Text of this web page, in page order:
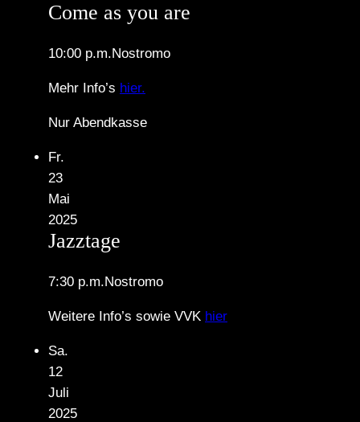
Come as you are
10:00 p.m.Nostromo
Mehr Info’s hier.
Nur Abendkasse
Fr.
23
Mai
2025
Jazztage
7:30 p.m.Nostromo
Weitere Info’s sowie VVK hier
Sa.
12
Juli
2025